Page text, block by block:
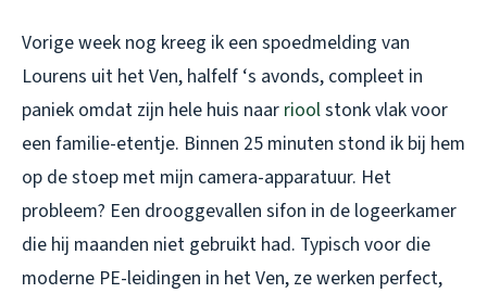
Vorige week nog kreeg ik een spoedmelding van
Lourens uit het Ven, halfelf ‘s avonds, compleet in
paniek omdat zijn hele huis naar rioolstonk vlak voor
een familie-etentje. Binnen 25 minuten stond ik bij hem
op de stoep met mijn camera-apparatuur. Het
probleem? Een drooggevallen sifon in de logeerkamer
die hij maanden niet gebruikt had. Typisch voor die
moderne PE-leidingen in het Ven, ze werken perfect,